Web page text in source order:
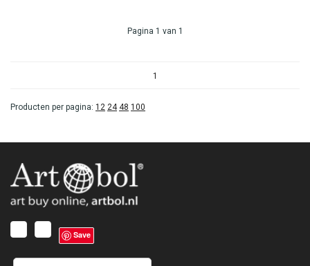
Pagina 1 van 1
1
Producten per pagina: 12 24 48 100
Save